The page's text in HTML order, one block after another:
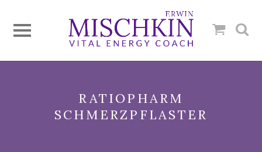
RATIOPHARM
SCHMERZPFLASTER